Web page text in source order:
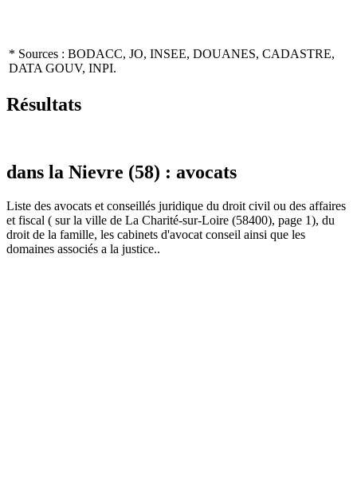
* Sources : BODACC, JO, INSEE, DOUANES, CADASTRE,
DATA GOUV, INPI.
Résultats
dans la Nievre (58) : avocats
Liste des avocats et conseillés juridique du droit civil ou des affaires
et fiscal ( sur la ville de La Charité-sur-Loire (58400), page 1), du
droit de la famille, les cabinets d'avocat conseil ainsi que les
domaines associés a la justice..